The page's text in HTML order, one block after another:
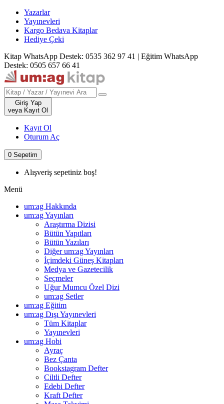
Yazarlar
Yayınevleri
Kargo Bedava Kitaplar
Hediye Çeki
Kitap WhatsApp Destek: 0535 362 97 41 | Eğitim WhatsApp
Destek: 0505 657 66 41
Giriş Yap
veya Kayıt Ol
Kayıt Ol
Oturum Aç
0 Sepetim
Alışveriş sepetiniz boş!
Menü
um:ag Hakkında
um:ag Yayınları
Araştırma Dizisi
Bütün Yapıtları
Bütün Yazıları
Diğer um:ag Yayınları
İçimdeki Güneş Kitapları
Medya ve Gazetecilik
Seçmeler
Uğur Mumcu Özel Dizi
um:ag Setler
um:ag Eğitim
um:ag Dışı Yayınevleri
Tüm Kitaplar
Yayınevleri
um:ag Hobi
Ayraç
Bez Çanta
Bookstagram Defter
Ciltli Defter
Edebi Defter
Kraft Defter